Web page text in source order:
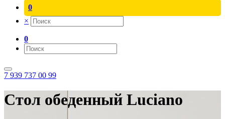
0
×
0
7 939 737 00 99
Стол обеденный Luciano